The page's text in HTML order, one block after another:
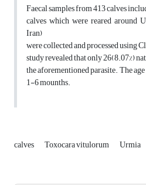
Faecal samples from 413 calves
calves which were reared
Iran)
were collected and processed using
study revealed that only 26(8.07%)
the aforementioned parasite. The
1-6 mounths.
calves Toxocara vitulorum Urmia